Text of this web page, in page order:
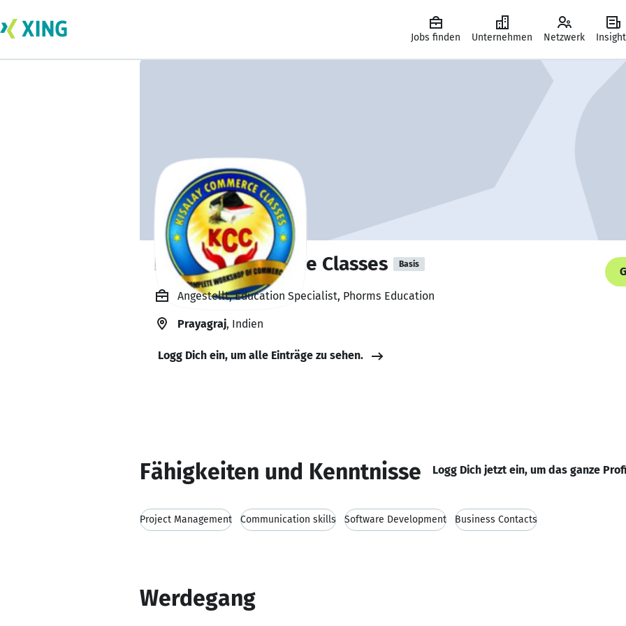
Jobs finden Unternehmen Netzwerk
Kisalay Commerce Classes Basis
Angestellt, Education Specialist, Phorms Education
Prayagraj, Indien
Logg Dich ein, um alle Einträge zu sehen.
Fähigkeiten und Kenntnisse Logg Dich jetzt ein, um das ganze
Project Management Communication skills Software Development Business Contacts
Werdegang